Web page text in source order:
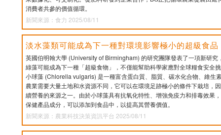
消費者共參的價值循環。
新聞來源：食力 2025/08/11
淡水藻類可能成為下一種對環境影響極小的超級食品
英國伯明翰大學 (University of Birmingham) 的研究團隊發表了一項新研究
綠藻可能成為下一種「超級食物」，不僅能幫助科學家應對全球糧食安全
小球藻 (Chlorella vulgaris) 是一種富含蛋白質、脂質、碳水化合物、維生
農業需要大量土地和水資源不同，它可以在環境足跡極小的條件下栽培，
續營養的來源之一。由於小球藻具有抗氧化特性、增強免疫力和排毒效果
保健產品成分，可以添加到食品中，以提高其營養價值。
新聞來源：農業科技決策資訊平台 2025/08/11